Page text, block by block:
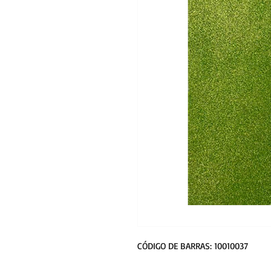
CÓDIGO DE BARRAS: 10010037